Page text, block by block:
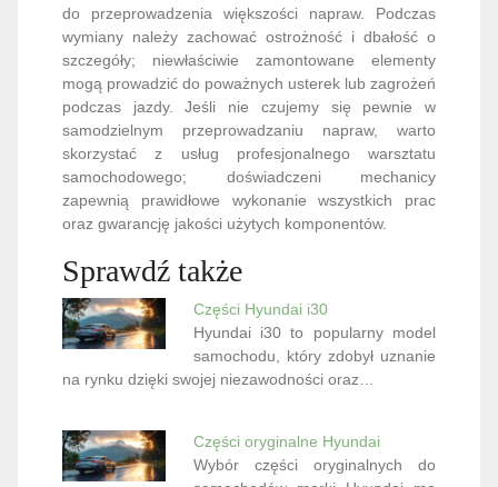
do przeprowadzenia większości napraw. Podczas
wymiany należy zachować ostrożność i dbałość o
szczegóły; niewłaściwie zamontowane elementy
mogą prowadzić do poważnych usterek lub zagrożeń
podczas jazdy. Jeśli nie czujemy się pewnie w
samodzielnym przeprowadzaniu napraw, warto
skorzystać z usług profesjonalnego warsztatu
samochodowego; doświadczeni mechanicy
zapewnią prawidłowe wykonanie wszystkich prac
oraz gwarancję jakości użytych komponentów.
Sprawdź także
Części Hyundai i30
Hyundai i30 to popularny model
samochodu, który zdobył uznanie
na rynku dzięki swojej niezawodności oraz…
Części oryginalne Hyundai
Wybór części oryginalnych do